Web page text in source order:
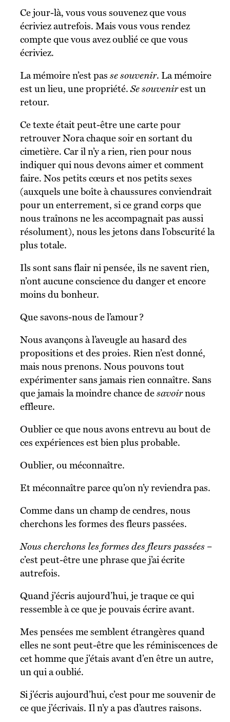
Ce jour-là, vous vous souvenez que vous
écriviez autrefois. Mais vous vous rendez
compte que vous avez oublié ce que vous
écriviez.
La mémoire n’est pas se souvenir. La mémoire
est un lieu, une propriété. Se souvenirest un
retour.
Ce texte était peut-être une carte pour
retrouver Nora chaque soir en sortant du
cimetière. Car il n’y a rien, rien pour nous
indiquer qui nous devons aimer et comment
faire. Nos petits cœurs et nos petits sexes
(auxquels une boîte à chaussures conviendrait
pour un enterrement, si ce grand corps que
nous traînons ne les accompagnait pas aussi
résolument), nous les jetons dans l’obscurité la
plus totale.
Ils sont sans flair ni pensée, ils ne savent rien,
n’ont aucune conscience du danger et encore
moins du bonheur.
Que savons-nous de l’amour ?
Nous avançons à l’aveugle au hasard des
propositions et des proies. Rien n’est donné,
mais nous prenons. Nous pouvons tout
expérimenter sans jamais rien connaître. Sans
que jamais la moindre chance desavoirnous
effleure.
Oublier ce que nous avons entrevu au bout de
ces expériences est bien plus probable.
Oublier, ou méconnaître.
Et méconnaître parce qu’on n’y reviendra pas.
Comme dans un champ de cendres, nous
cherchons les formes des fleurs passées.
Nous cherchons les formes des fleurs passées –
c’est peut-être une phrase que j’ai écrite
autrefois.
Quand j’écris aujourd’hui, je traque ce qui
ressemble à ce que je pouvais écrire avant.
Mes pensées me semblent étrangères quand
elles ne sont peut-être que les réminiscences de
cet homme que j’étais avant d’en être un autre,
un qui a oublié.
Si j’écris aujourd’hui, c’est pour me souvenir de
ce que j’écrivais. Il n’y a pas d’autres raisons.